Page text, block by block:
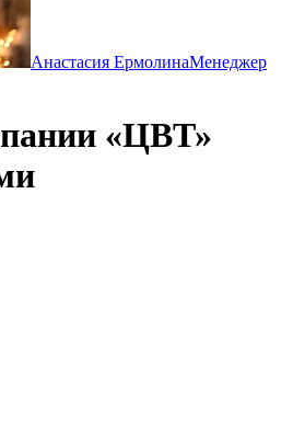
Анастасия ЕрмолинаМенеджер
«ЦВТ»